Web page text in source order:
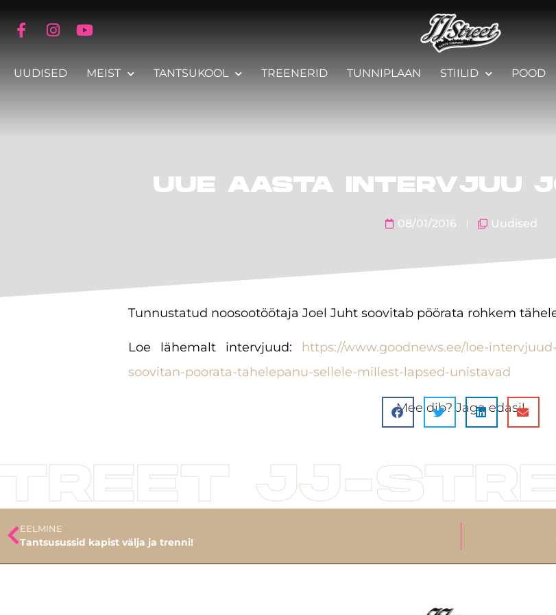
UUDISED MEIST TANTSUKOOL TREENERID TUNNIPLAAN STIILID POOD
UUE AASTA INTERVJUU
08/01/2016 Uudised
Tunnustatud noosootöötaja Joel Juht soovitab pöörata rohkem
Loe lähemalt intervjuud: https://www.goodnews.ee/loe-
soovitan-poorata-tahelepanu-sellele-millest-lapsed-unistavad
Meeldib? Jaga edasi!
JJ-
EELMINE
Tantsusussid kapist välja ja trenni!